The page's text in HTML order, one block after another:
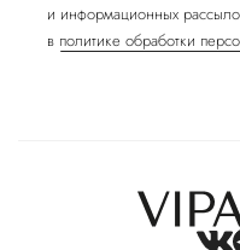
и информационных
в политике обработки